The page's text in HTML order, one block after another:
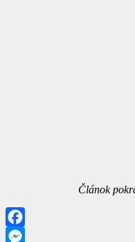
Článok
Facebook